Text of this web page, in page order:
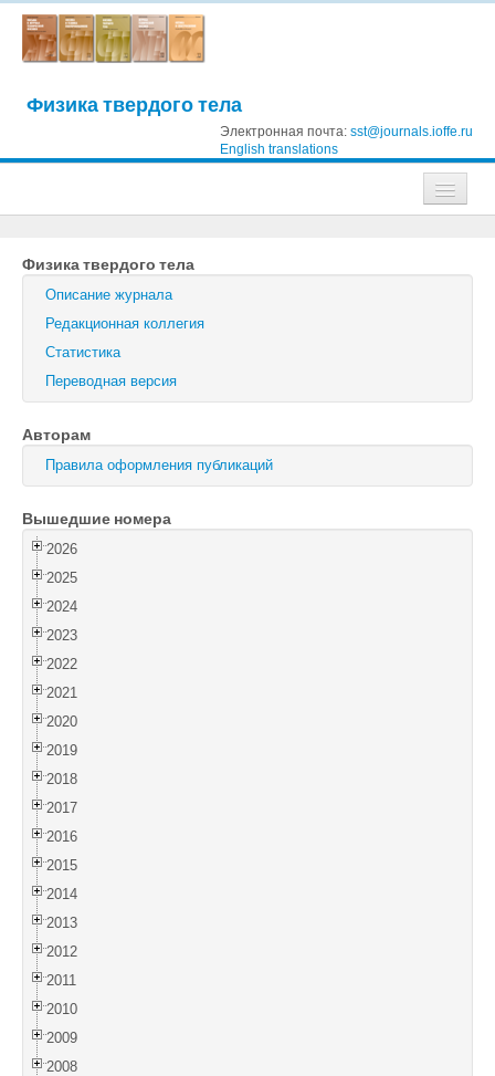
Физика твердого тела
Электронная почта: sst@journals.ioffe.ru
English translations
Журнал технической физики
Письма в Журнал технической физики
Физика твердого тела
Физика и техника полупроводников
Оптика и спектроскопия
Поиск
Войти
Физика твердого тела
Описание журнала
Редакционная коллегия
Статистика
Переводная версия
Авторам
Правила оформления публикаций
Вышедшие номера
2026
2025
2024
2023
2022
2021
2020
2019
2018
2017
2016
2015
2014
2013
2012
2011
2010
2009
2008